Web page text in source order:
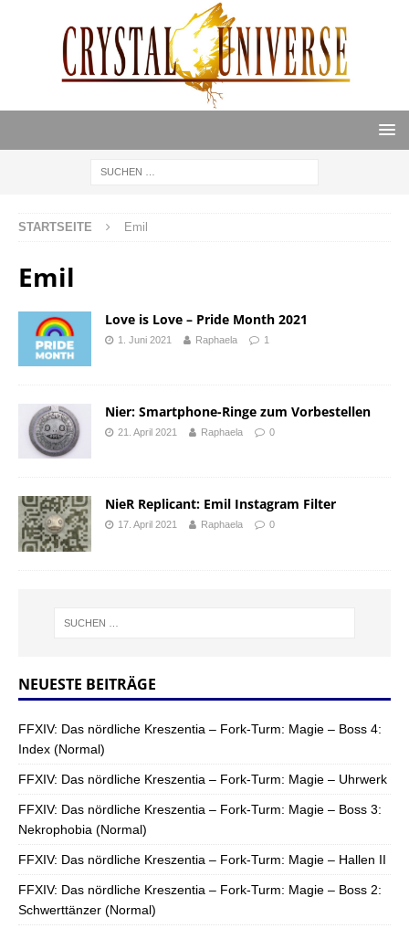
STARTSEITE Emil
Emil
Love is Love – Pride Month 2021
1. Juni 2021 Raphaela 1
Nier: Smartphone-Ringe zum Vorbestellen
21. April 2021 Raphaela 0
NieR Replicant: Emil Instagram Filter
17. April 2021 Raphaela 0
NEUESTE BEITRÄGE
FFXIV: Das nördliche Kreszentia – Fork-Turm: Magie – Boss 4:
Index (Normal)
FFXIV: Das nördliche Kreszentia – Fork-Turm: Magie – Uhrwerk
FFXIV: Das nördliche Kreszentia – Fork-Turm: Magie – Boss 3:
Nekrophobia (Normal)
FFXIV: Das nördliche Kreszentia – Fork-Turm: Magie – Hallen II
FFXIV: Das nördliche Kreszentia – Fork-Turm: Magie – Boss 2:
Schwerttänzer (Normal)